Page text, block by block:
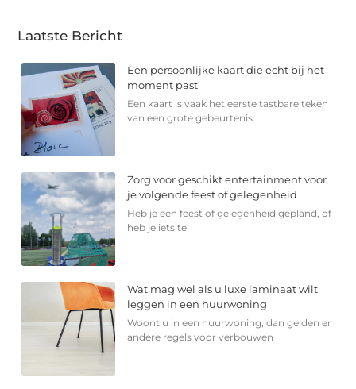
Laatste Bericht
Een persoonlijke kaart die echt bij het
moment past
Een kaart is vaak het eerste tastbare teken
van een grote gebeurtenis.
Zorg voor geschikt entertainment voor
je volgende feest of gelegenheid
Heb je een feest of gelegenheid gepland, of
heb je iets te
Wat mag wel als u luxe laminaat wilt
leggen in een huurwoning
Woont u in een huurwoning, dan gelden er
andere regels voor verbouwen